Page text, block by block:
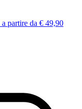
a partire da € 49,90